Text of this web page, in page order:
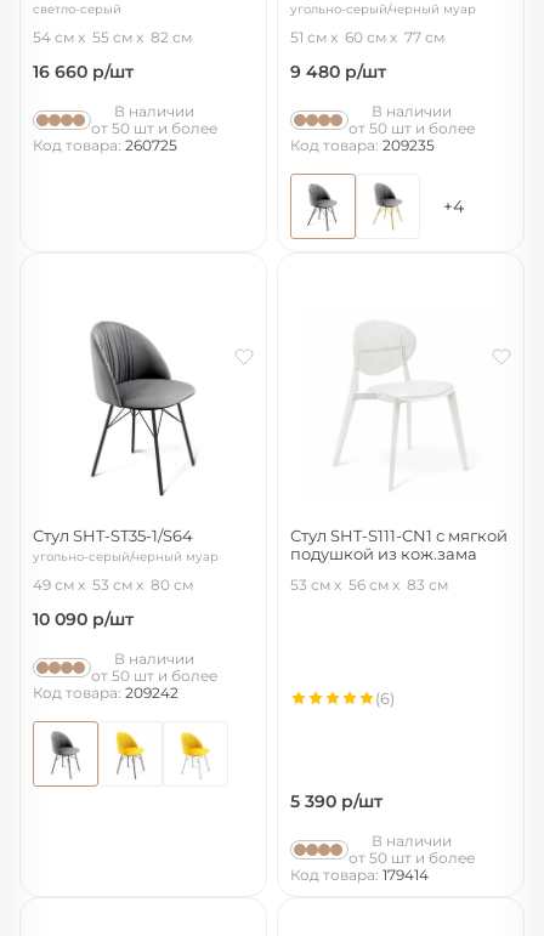
светло-серый
54 см 55 см 82 см
16 660 р/шт
В наличии
от 50 шт и более
Код товара: 260725
угольно-серый/черный муар
51 см 60 см 77 см
9 480 р/шт
В наличии
от 50 шт и более
Код товара: 209235
+4
Стул SHT-ST35-1/S64
угольно-серый/черный муар
49 см 53 см 80 см
10 090 р/шт
В наличии
от 50 шт и более
Код товара: 209242
Стул SHT-S111-CN1 с мягкой
подушкой из кож.зама
53 см 56 см 83 см
5 390 р/шт
(6)
В наличии
от 50 шт и более
Код товара: 179414